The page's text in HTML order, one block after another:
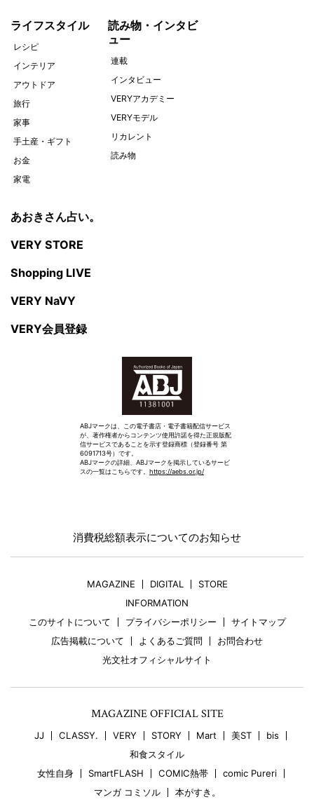
ライフスタイル
レシピ
インテリア
アウトドア
旅行
家事
手土産・ギフト
お金
家電
読み物・インタビ
ュー
連載
インタビュー
VERYアカデミー
VERYモデル
リカレント
読み物
あおきさん占い。
VERY STORE
Shopping LIVE
VERY NaVY
VERY会員登録
ABJマークは、この電子書店・電子書籍配信サービス
が、著作権者からコンテンツ使用許諾を得た正規版配
信サービスであることを示す登録商標（登録番号 第
6091713号）です。
ABJマークの詳細、ABJマークを掲示しているサービ
スの一覧はこちらです。 https://aebs.or.jp/
消費税総額表示についてのお知らせ
MAGAZINE DIGITAL
STORE
INFORMATION
このサイトについて
プライバシーポリシー
サイトマップ
広告掲載について
よくあるご質問
お問合わせ
光文社オフィシャルサイト
MAGAZINE OFFICIAL SITE
JJ CLASSY. VERY STORY Mart 美ST
bis
和食スタイル
女性自身
SmartFLASH COMIC熱帯
comic Pureri
マンガ コミソル
本がすき。